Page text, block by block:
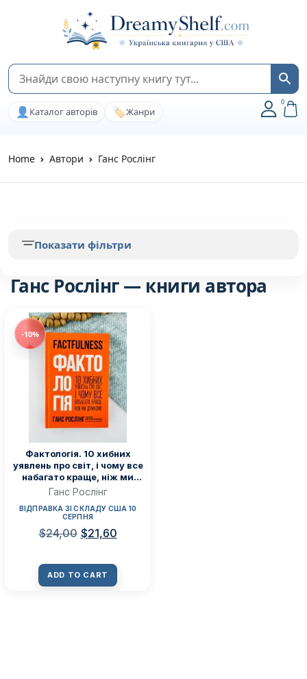
👤 Каталог авторів 🏷️Жанри
0
Home Автори Ганс Рослінг
Ганс Рослінг — книги автора
-10%
Фактологія. 10 хибних
уявлень про світ, і чому все
набагато краще, ніж ми
думаємо – Ганс Рослінг –
Ганс Рослінг
ВІДПРАВКА ЗІ СКЛАДУ США 10
СЕРПНЯ
$24,00 $21,60
ADD TO CART
Показати фільтри